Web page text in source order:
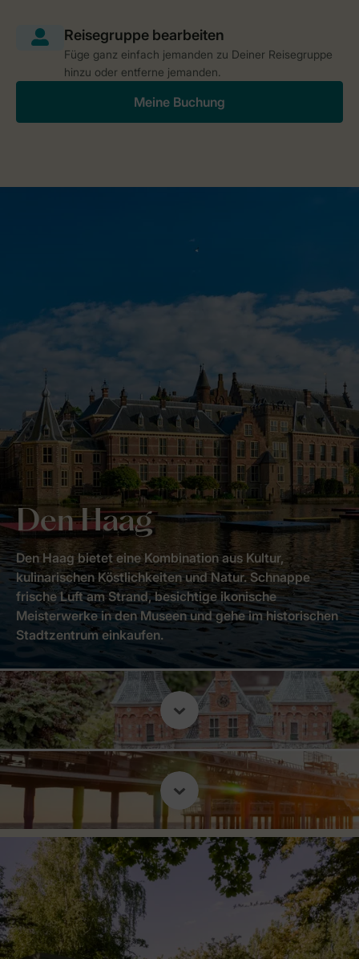
Füge ganz einfach jemanden zu Deiner Reisegruppe
hinzu oder entferne jemanden.
Meine Buchung
Den Haag
Den Haag bietet eine Kombination aus Kultur,
kulinarischen Köstlichkeiten und Natur. Schnappe
frische Luft am Strand, besichtige ikonische
Meisterwerke in den Museen und gehe im historischen
Stadtzentrum einkaufen.